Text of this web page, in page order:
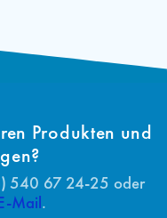
Produkten und
540 67 24-25 oder
Mail.